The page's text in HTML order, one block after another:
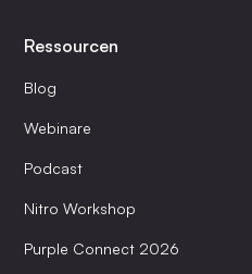
Ressourcen
Blog
Webinare
Podcast
Nitro Workshop
Purple Connect 2026